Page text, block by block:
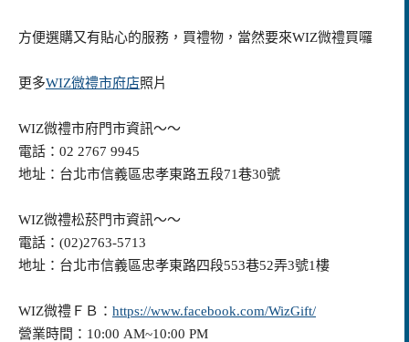
方便選購又有貼心的服務，買禮物，當然要來WIZ微禮買囉
更多WIZ微禮市府店照片
WIZ微禮市府門市資訊～～
電話：02 2767 9945
地址：台北市信義區忠孝東路五段71巷30號
WIZ微禮松菸門市資訊～～
電話：(02)2763-5713
地址：台北市信義區忠孝東路四段553巷52弄3號1樓
WIZ微禮ＦＢ： https://www.facebook.com/WizGift/
營業時間：10:00 AM~10:00 PM